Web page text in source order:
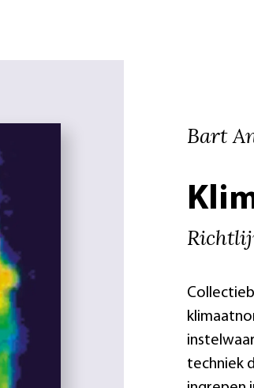
Bart
techniek